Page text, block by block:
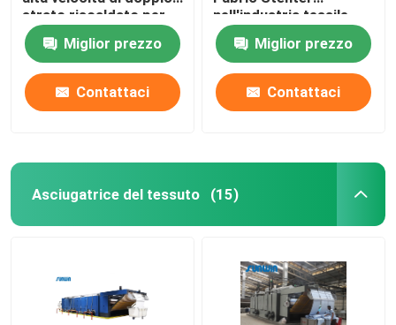
strato riscaldato per
tricotta il tessuto
Miglior prezzo
Contattaci
nell'industria tessile
2800mm
Miglior prezzo
Contattaci
Asciugatrice del tessuto (15)